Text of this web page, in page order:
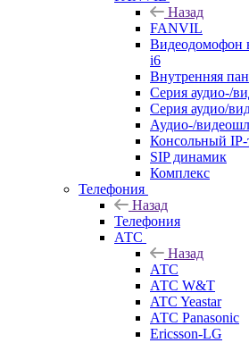
Назад
FANVIL
Видеодомофон
i6
Внутренняя
Серия аудио-/
Серия аудио/
Аудио-/
Консольный IP-
SIP динамик
Комплекс
Телефония
Назад
Телефония
АТС
Назад
АТС
АТС W&T
ATC Yeastar
АТС Panasonic
Ericsson-LG